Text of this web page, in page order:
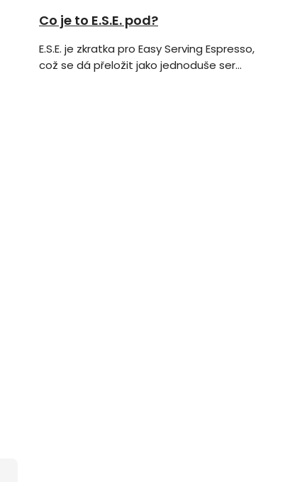
Co je to E.S.E. pod?
E.S.E. je zkratka pro Easy Serving Espresso,
což se dá přeložit jako jednoduše ser...